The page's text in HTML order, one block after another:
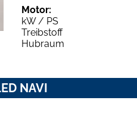
Motor:
kW / PS
Treibstoff
Hubraum
NAVI